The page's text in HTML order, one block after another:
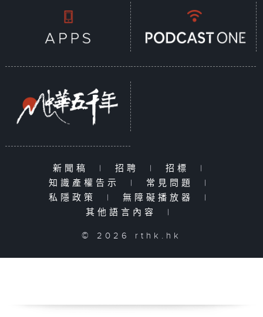
新聞稿 | 招聘 | 招標
|
知識產權告示
| 常見問題
|
私隱政策
| 無障礙播放器
|
其他語言內容
|
© 2026 rthk.hk